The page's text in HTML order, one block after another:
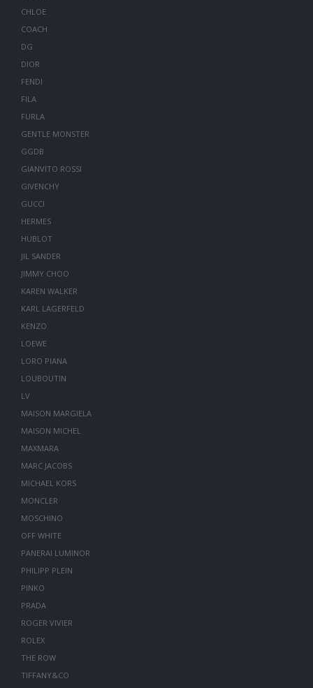
CHLOE
COACH
DG
DIOR
FENDI
FILA
FURLA
GENTLE MONSTER
GGDB
GIANVITO ROSSI
GIVENCHY
GUCCI
HERMES
HUBLOT
JIL SANDER
JIMMY CHOO
KAREN WALKER
KARL LAGERFELD
KENZO
LOEWE
LORO PIANA
LOUBOUTIN
LV
MAISON MARGIELA
MAISON MICHEL
MAXMARA
MARC JACOBS
MICHAEL KORS
MONCLER
MOSCHINO
OFF WHITE
PANERAI LUMINOR
PHILIPP PLEIN
PINKO
PRADA
ROGER VIVIER
ROLEX
THE ROW
TIFFANY&CO